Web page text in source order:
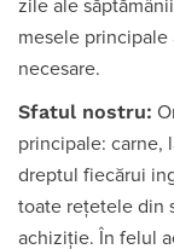
zile ale
mesele
necesare.
Sfatul nostru:
principale: carne,
dreptul fiecărui
toate rețetele din
achiziție. În felul